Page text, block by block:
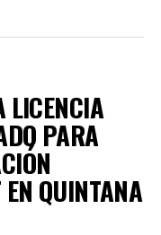
LICENCIA
PARA
QUINTANA